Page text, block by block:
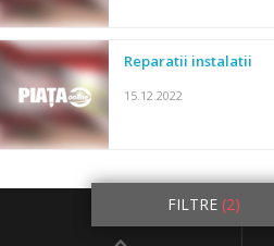
Reparatii instalatii
15.12.2022
FILTRE (2)
25847